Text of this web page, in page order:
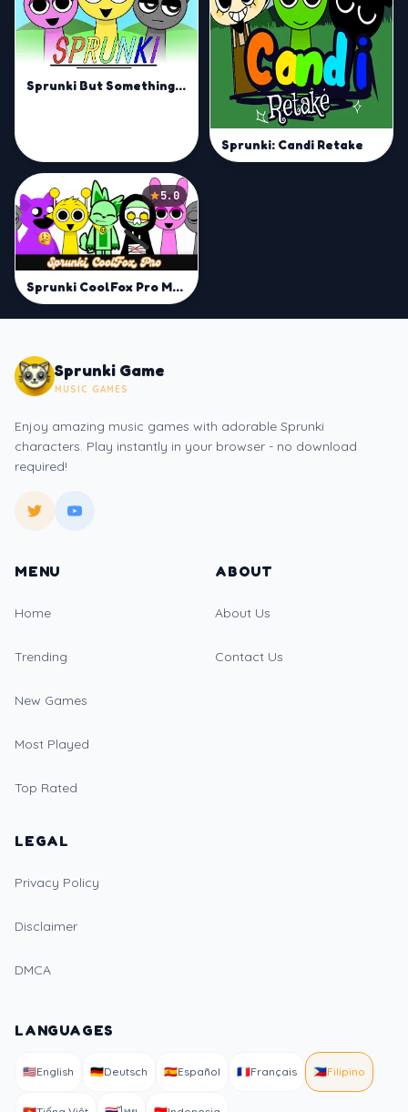
Sprunki But Something Is Wrong
Sprunki: Candi Retake
5.0
Sprunki CoolFox Pro Mod
Sprunki Game
MUSIC GAMES
Enjoy amazing music games with adorable Sprunki
characters. Play instantly in your browser - no download
required!
MENU
Home
Trending
New Games
Most Played
Top Rated
ABOUT
About Us
Contact Us
LEGAL
Privacy Policy
Disclaimer
DMCA
LANGUAGES
🇺🇸English 🇩🇪Deutsch 🇪🇸Español 🇫🇷Français 🇵🇭Filipino